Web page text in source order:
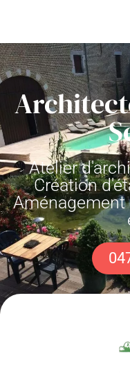
Atelier
Création
Aménagement